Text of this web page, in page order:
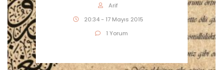
Arif
20:34 - 17 Mayıs 2015
1 Yorum